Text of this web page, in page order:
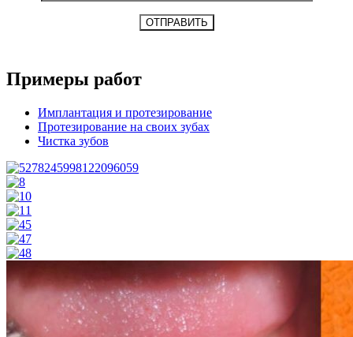
Примеры работ
Имплантация и протезирование
Протезирование на своих зубах
Чистка зубов